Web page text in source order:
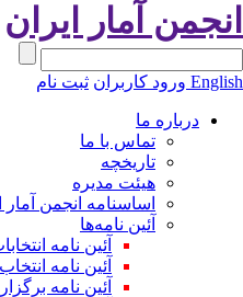
آمار ایران
ورود کاربران ثبت نام
درباره ما
تماس با ما
تاریخچه
هیئت مدیره
اساسنامه انجمن آمار
آئین نامه‌ها
آئین نامه
آئین نامه
آئین نامه